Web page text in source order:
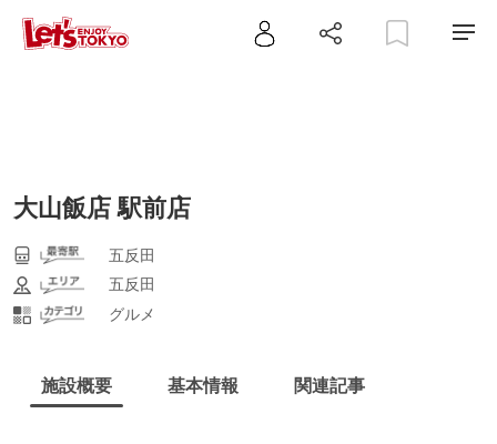
大山飯店 駅前店
五反田
五反田
グルメ
施設概要 基本情報 関連記事